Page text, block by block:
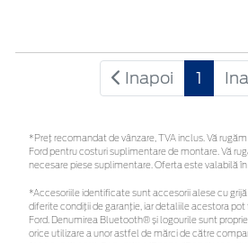
Inapoi 1
*Preţ recomandat de vânzare, TVA inclus. Vă
Ford pentru costuri suplimentare de montare. Vă
necesare piese suplimentare. Oferta este valabilă
*Accesoriile identificate sunt accesorii alese cu
diferite condiții de garanție, iar detaliile acestora pot
Ford. Denumirea Bluetooth® și logourile sunt
orice utilizare a unor astfel de mărci de către